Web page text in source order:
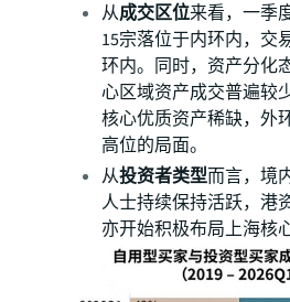
从成交区位来看，一季
15宗落位于内环内，交
环内。同时，资产分化
心区域资产成交普遍较
核心优质资产稀缺，外
高位的局面。
从投资者类型而言，境
人士持续保持活跃，港
亦开始积极布局上海核